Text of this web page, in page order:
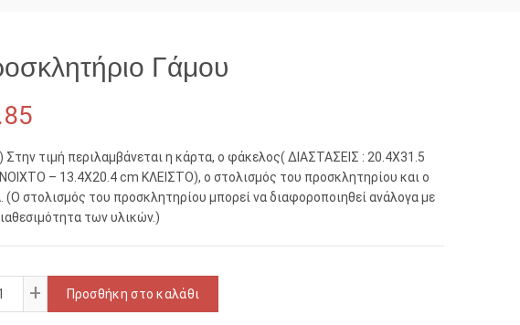
Γάμου
τιμή περιλαμβάνεται η κάρτα, ο φάκελος( ΔΙΑΣΤΑΣΕΙΣ : 20.4Χ31.5
– 13.4Χ20.4 cm ΚΛΕΙΣΤΟ), ο στολισμός του προσκλητηρίου και ο
(Ο στολισμός του προσκλητηρίου μπορεί να διαφοροποιηθεί ανάλογα με
των υλικών.)
Προσκλητήριο Γάμου ποσότητα
Προσθήκη στο καλάθι